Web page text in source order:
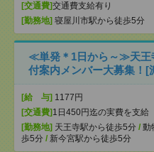
[交通費]交通費支給有り
[勤務地] 寝屋川市駅から徒歩5分
≪単発＊1日から～≫天王
付案内メンバー大募集！[
[給 与] 1177円
[交通費] 1日450円迄の実費を支給
[勤務地] 天王寺駅から徒歩5分 / 動
歩5分 / 新今宮駅から徒歩5分